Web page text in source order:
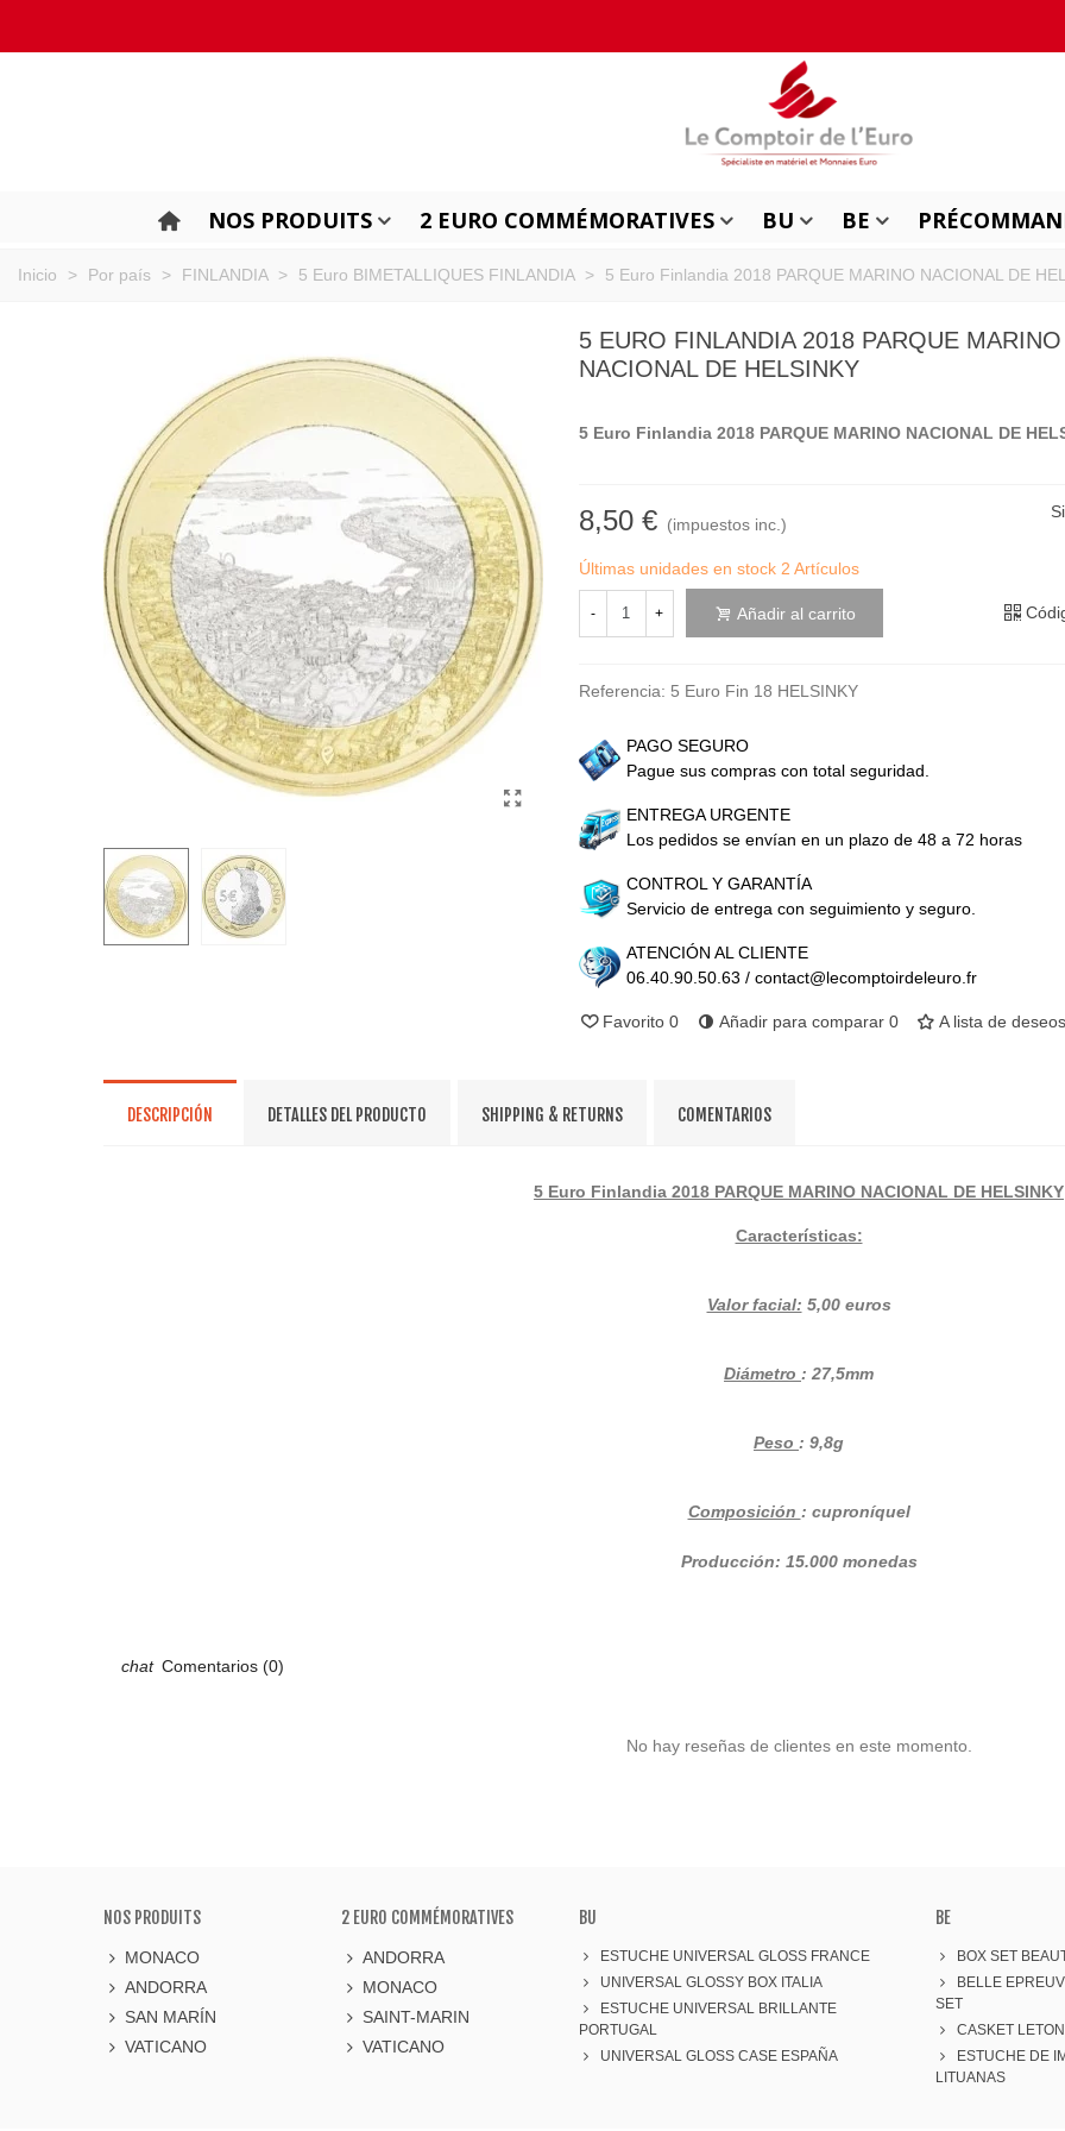
NOS PRODUITS 2 EURO COMMÉMORATIVES BU BE
Inicio > Por país > FINLANDIA > 5 Euro BIMETALLIQUES FINLANDIA > 5 Euro Finlandia 2018 PARQUE MARINO NACIONAL DE
5 EURO FINLANDIA 2018 PARQUE MARINO
NACIONAL DE HELSINKY
5 Euro Finlandia 2018 PARQUE MARINO NACIONAL DE
8,50 € (impuestos inc.)
Últimas unidades en stock 2 Artículos
- + Añadir al carrito
Referencia: 5 Euro Fin 18 HELSINKY
PAGO SEGURO
Pague sus compras con total seguridad.
ENTREGA URGENTE
Los pedidos se envían en un plazo de 48 a 72 horas
CONTROL Y GARANTÍA
Servicio de entrega con seguimiento y seguro.
ATENCIÓN AL CLIENTE
06.40.90.50.63 / contact@lecomptoirdeleuro.fr
Favorito 0 Añadir para comparar 0 A lista de deseos
DESCRIPCIÓN DETALLES DEL PRODUCTO SHIPPING & RETURNS COMENTARIOS
5 Euro Finlandia 2018 PARQUE MARINO NACIONAL DE HELSINKY
Características:
Valor facial: 5,00 euros
Diámetro : 27,5mm
Peso : 9,8g
Composición : cuproníquel
Producción: 15.000 monedas
Comentarios (0)
No hay reseñas de clientes en este momento.
NOS PRODUITS
MONACO
ANDORRA
SAN MARÍN
VATICANO
2 EURO COMMÉMORATIVES
ANDORRA
MONACO
SAINT-MARIN
VATICANO
BU
ESTUCHE UNIVERSAL GLOSS FRANCE
UNIVERSAL GLOSSY BOX ITALIA
ESTUCHE UNIVERSAL BRILLANTE
PORTUGAL
UNIVERSAL GLOSS CASE ESPAÑA
BE
BOX SET
BELLE
SET
CASKET
ESTUCHE DE
LITUANAS